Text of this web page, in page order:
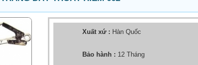
Xuất xứ : Hàn Quốc
Bảo hành : 12 Tháng